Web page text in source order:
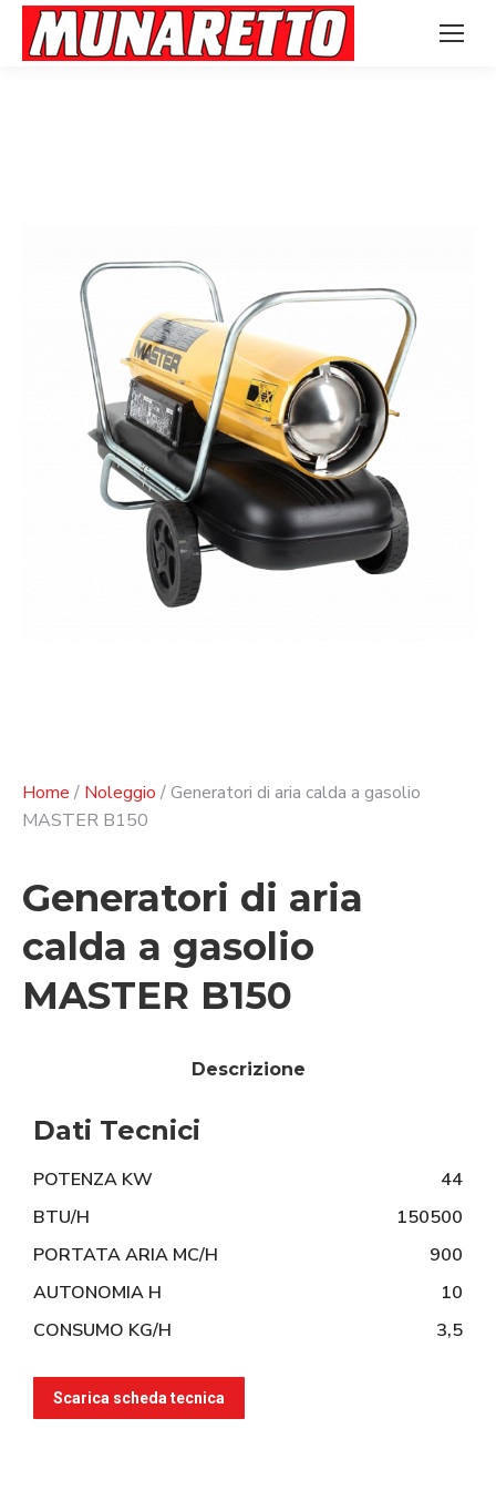
Home / Noleggio / Generatori di aria calda a gasolio
MASTER B150
Generatori di aria
calda a gasolio
MASTER B150
Descrizione
Dati Tecnici
POTENZA KW
44
BTU/H
150500
PORTATA ARIA MC/H
900
AUTONOMIA H
10
CONSUMO KG/H
3,5
Scarica scheda tecnica